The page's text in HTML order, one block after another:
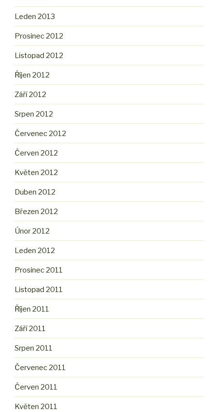
Leden 2013
Prosinec 2012
Listopad 2012
Říjen 2012
Září 2012
Srpen 2012
Červenec 2012
Červen 2012
Květen 2012
Duben 2012
Březen 2012
Únor 2012
Leden 2012
Prosinec 2011
Listopad 2011
Říjen 2011
Září 2011
Srpen 2011
Červenec 2011
Červen 2011
Květen 2011